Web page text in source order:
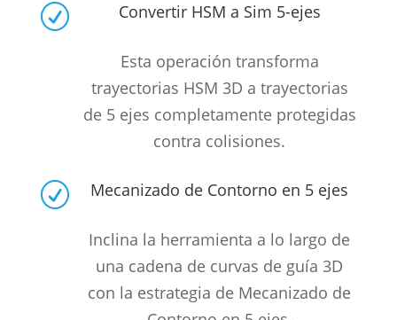
R Convertir HSM a Sim 5-ejes
Esta operación transforma
trayectorias HSM 3D a trayectorias
de 5 ejes completamente protegidas
contra colisiones.
R Mecanizado de Contorno en 5 ejes
Inclina la herramienta a lo largo de
una cadena de curvas de guía 3D
con la estrategia de Mecanizado de